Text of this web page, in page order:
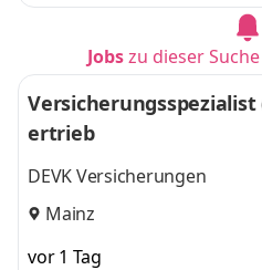
Jobszu dieser
ertrieb
DEVK Versicherungen
Mainz
vor 1 Tag